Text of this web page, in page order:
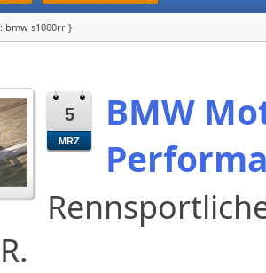
bmw s1000rr }
5
MRZ
BMW